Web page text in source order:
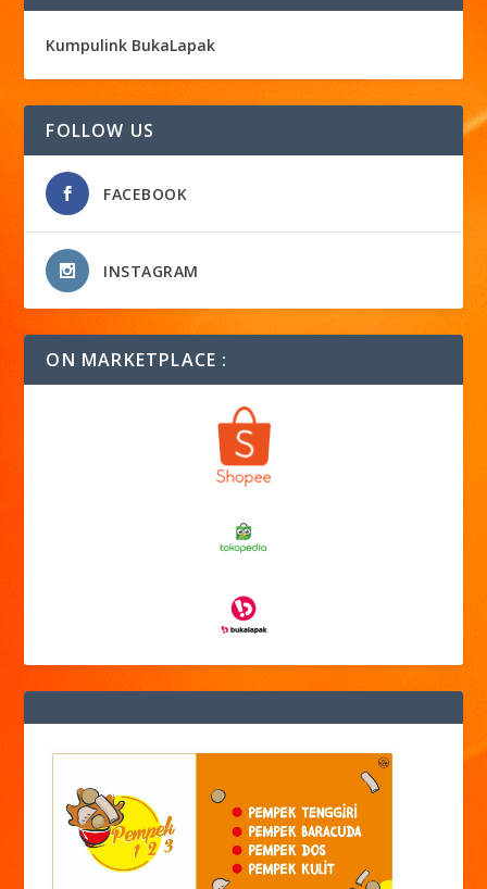
Kumpulink BukaLapak
FOLLOW US
FACEBOOK
INSTAGRAM
ON MARKETPLACE :